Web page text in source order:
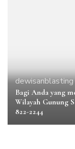
Bagi Anda yang
Wilayah Gunung
822-2244